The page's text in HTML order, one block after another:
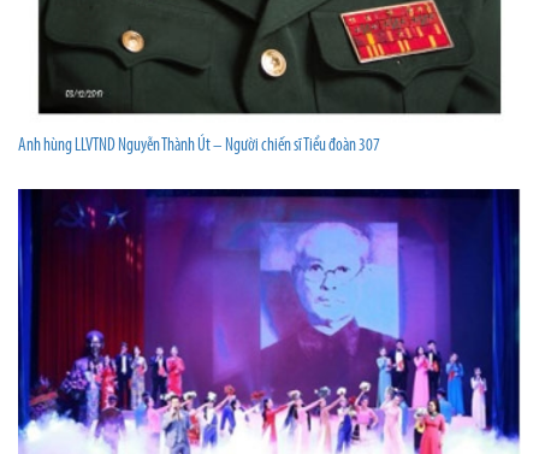
Anh hùng LLVTND Nguyễn Thành Út – Người chiến sĩ Tiểu đoàn 307